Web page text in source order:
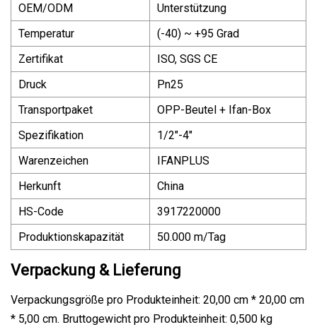
OEM/ODM
Unterstützung
Temperatur
(-40) ~ +95 Grad
Zertifikat
ISO, SGS CE
Druck
Pn25
Transportpaket
OPP-Beutel + Ifan-Box
Spezifikation
1/2"-4"
Warenzeichen
IFANPLUS
Herkunft
China
HS-Code
3917220000
Produktionskapazität
50.000 m/Tag
Verpackung & Lieferung
Verpackungsgröße pro Produkteinheit: 20,00 cm * 20,00 cm
* 5,00 cm. Bruttogewicht pro Produkteinheit: 0,500 kg